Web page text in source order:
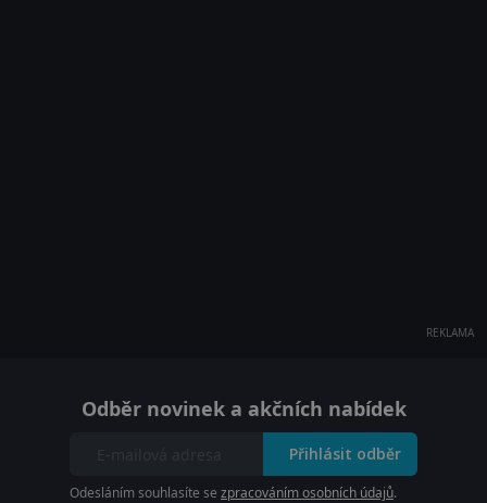
REKLAMA
Odběr novinek a akčních nabídek
Přihlásit odběr
Odesláním souhlasíte se zpracováním osobních údajů.